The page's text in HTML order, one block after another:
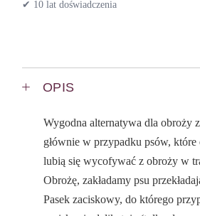
✔ 10 lat doświadczenia
OPIS
Wygodna alternatywa dla obroży
głównie w przypadku psów, które
lubią się wycofywać z obroży w
Obrożę, zakładamy psu
Pasek zaciskowy, do którego